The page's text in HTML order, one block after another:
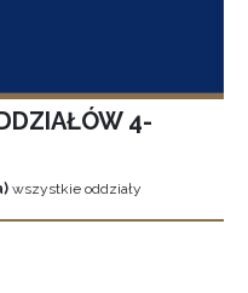
4-
wszystkie oddziały